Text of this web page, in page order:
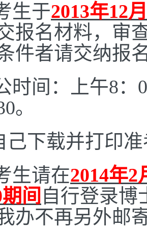
生于2013年12
报名材料，审
件者请交纳报
时间：上午8：
。
己下载并打印
生请在2014年2
间 自行登录博
办不再另外邮